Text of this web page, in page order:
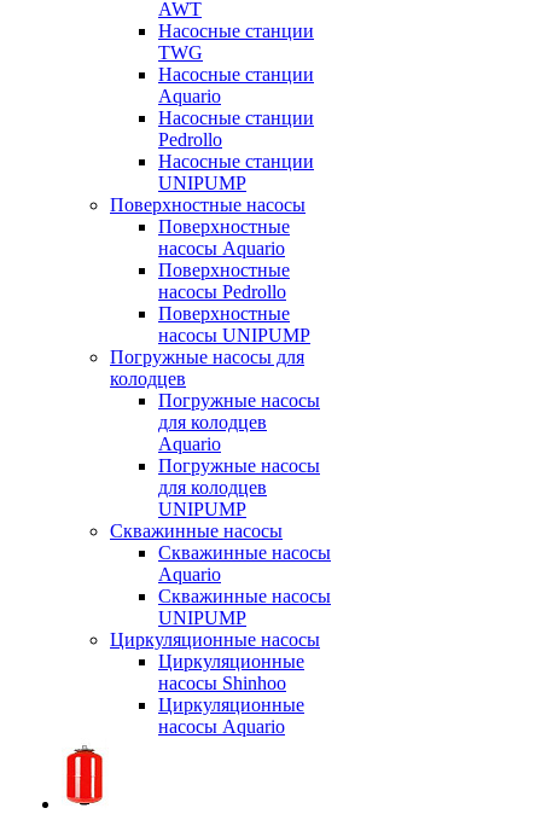
AWT
Насосные станции
TWG
Насосные станции
Aquario
Насосные станции
Pedrollo
Насосные станции
UNIPUMP
Поверхностные насосы
Поверхностные
насосы Aquario
Поверхностные
насосы Pedrollo
Поверхностные
насосы UNIPUMP
Погружные насосы для
колодцев
Погружные насосы
для колодцев
Aquario
Погружные насосы
для колодцев
UNIPUMP
Скважинные насосы
Скважинные насосы
Aquario
Скважинные насосы
UNIPUMP
Циркуляционные насосы
Циркуляционные
насосы Shinhoo
Циркуляционные
насосы Aquario